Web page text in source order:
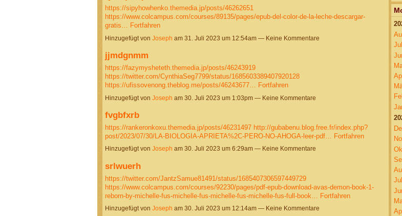
https://sipyhowhenko.themedia.jp/posts/46262651
https://www.colcampus.com/courses/89135/pages/epub-del-color-de-la-leche-descargar-
gratis… Fortfahren
Hinzugefügt von Joseph am 31. Juli 2023 um 12:54am — Keine Kommentare
jjmdgnmm
https://fazymysheteth.themedia.jp/posts/46243919
https://twitter.com/CynthiaSeg7799/status/1685603389407920128
https://ufissovenong.theblog.me/posts/46243677… Fortfahren
Hinzugefügt von Joseph am 30. Juli 2023 um 1:03pm — Keine Kommentare
fvgbfxrb
https://rankeronkoxu.themedia.jp/posts/46231497 http://gubabenu.blog.free.fr/index.php?
post/2023/07/30/LA-BIOLOGIA-APRIETA%2C-PERO-NO-AHOGA-leer-pdf… Fortfahren
Hinzugefügt von Joseph am 30. Juli 2023 um 6:29am — Keine Kommentare
srlwuerh
https://twitter.com/JantzSamue81491/status/1685407306597449729
https://www.colcampus.com/courses/92230/pages/pdf-epub-download-avas-demon-book-1-
reborn-by-michelle-fus-michelle-fus-michelle-fus-michelle-fus-full-book… Fortfahren
Hinzugefügt von Joseph am 30. Juli 2023 um 12:14am — Keine Kommentare